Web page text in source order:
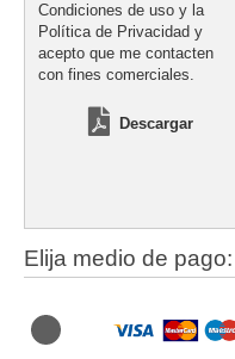
Condiciones de uso y la
Política de Privacidad y
acepto que me contacten
con fines comerciales.
Descargar
Elija medio de pago: